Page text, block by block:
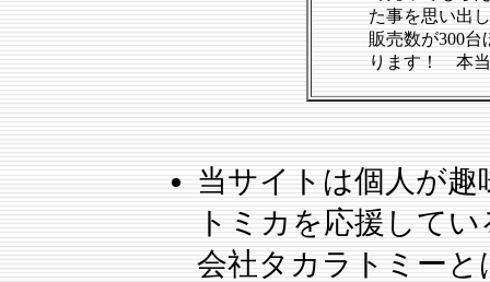
た事を思い出
販売数が300
ります！ 本
当サイトは個人が
トミカを応援して
会社タカラトミー